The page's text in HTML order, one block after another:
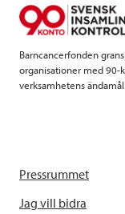
Barncancerfonden
organisationer med 90-
verksamhetens ändamål.
Pressrummet
Jag vill bidra